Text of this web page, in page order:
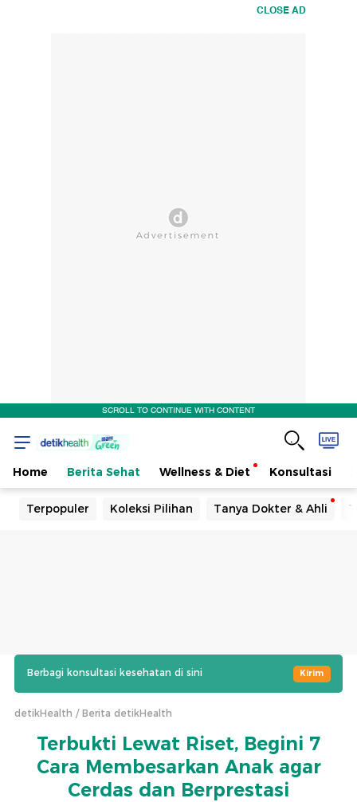
CLOSE AD
SCROLL TO CONTINUE WITH CONTENT
Home Berita Sehat Wellness & Diet Konsultasi
Terpopuler Koleksi Pilihan Tanya Dokter & Ahli
Berbagi konsultasi kesehatan di sini Kirim
detikHealth Berita detikHealth
Terbukti Lewat Riset, Begini 7
Cara Membesarkan Anak agar
Cerdas dan Berprestasi